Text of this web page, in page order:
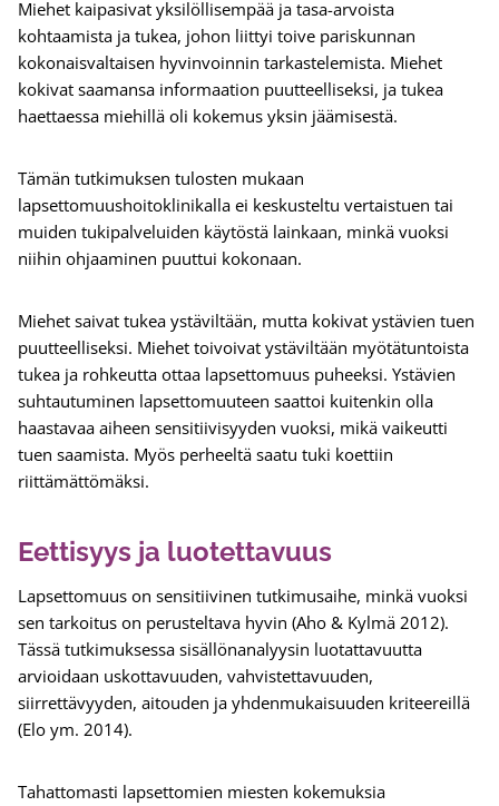
Miehet kaipasivat yksilöllisempää ja tasa-arvoista
kohtaamista ja tukea, johon liittyi toive pariskunnan
kokonaisvaltaisen hyvinvoinnin tarkastelemista. Miehet
kokivat saamansa informaation puutteelliseksi, ja tukea
haettaessa miehillä oli kokemus yksin jäämisestä.
Tämän tutkimuksen tulosten mukaan
lapsettomuushoitoklinikalla ei keskusteltu vertaistuen tai
muiden tukipalveluiden käytöstä lainkaan, minkä vuoksi
niihin ohjaaminen puuttui kokonaan.
Miehet saivat tukea ystäviltään, mutta kokivat ystävien tuen
puutteelliseksi. Miehet toivoivat ystäviltään myötätuntoista
tukea ja rohkeutta ottaa lapsettomuus puheeksi. Ystävien
suhtautuminen lapsettomuuteen saattoi kuitenkin olla
haastavaa aiheen sensitiivisyyden vuoksi, mikä vaikeutti
tuen saamista. Myös perheeltä saatu tuki koettiin
riittämättömäksi.
Eettisyys ja luotettavuus
Lapsettomuus on sensitiivinen tutkimusaihe, minkä vuoksi
sen tarkoitus on perusteltava hyvin (Aho & Kylmä 2012).
Tässä tutkimuksessa sisällönanalyysin luotattavuutta
arvioidaan uskottavuuden, vahvistettavuuden,
siirrettävyyden, aitouden ja yhdenmukaisuuden kriteereillä
(Elo ym. 2014).
Tahattomasti lapsettomien miesten kokemuksia